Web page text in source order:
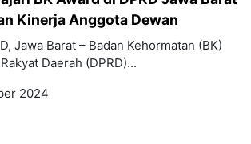
Kinerja Anggota Dewan
Jawa Barat – Badan Kehormatan (BK)
Daerah (DPRD)...
2024